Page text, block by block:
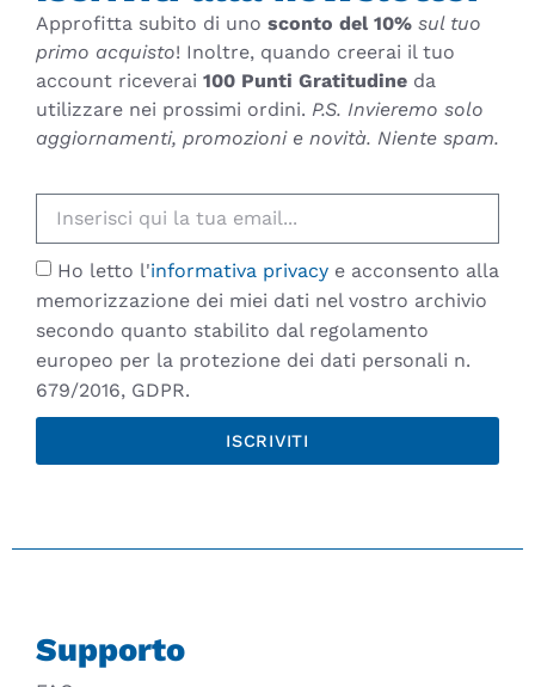
Approfitta subito di uno sconto del 10% sul tuo
primo acquisto! Inoltre, quando creerai il tuo
account riceverai 100 Punti Gratitudine da
utilizzare nei prossimi ordini. P.S. Invieremo solo
aggiornamenti, promozioni e novità. Niente spam.
Ho letto l'informativa privacy e acconsento alla
memorizzazione dei miei dati nel vostro archivio
secondo quanto stabilito dal regolamento
europeo per la protezione dei dati personali n.
679/2016, GDPR.
ISCRIVITI
Supporto